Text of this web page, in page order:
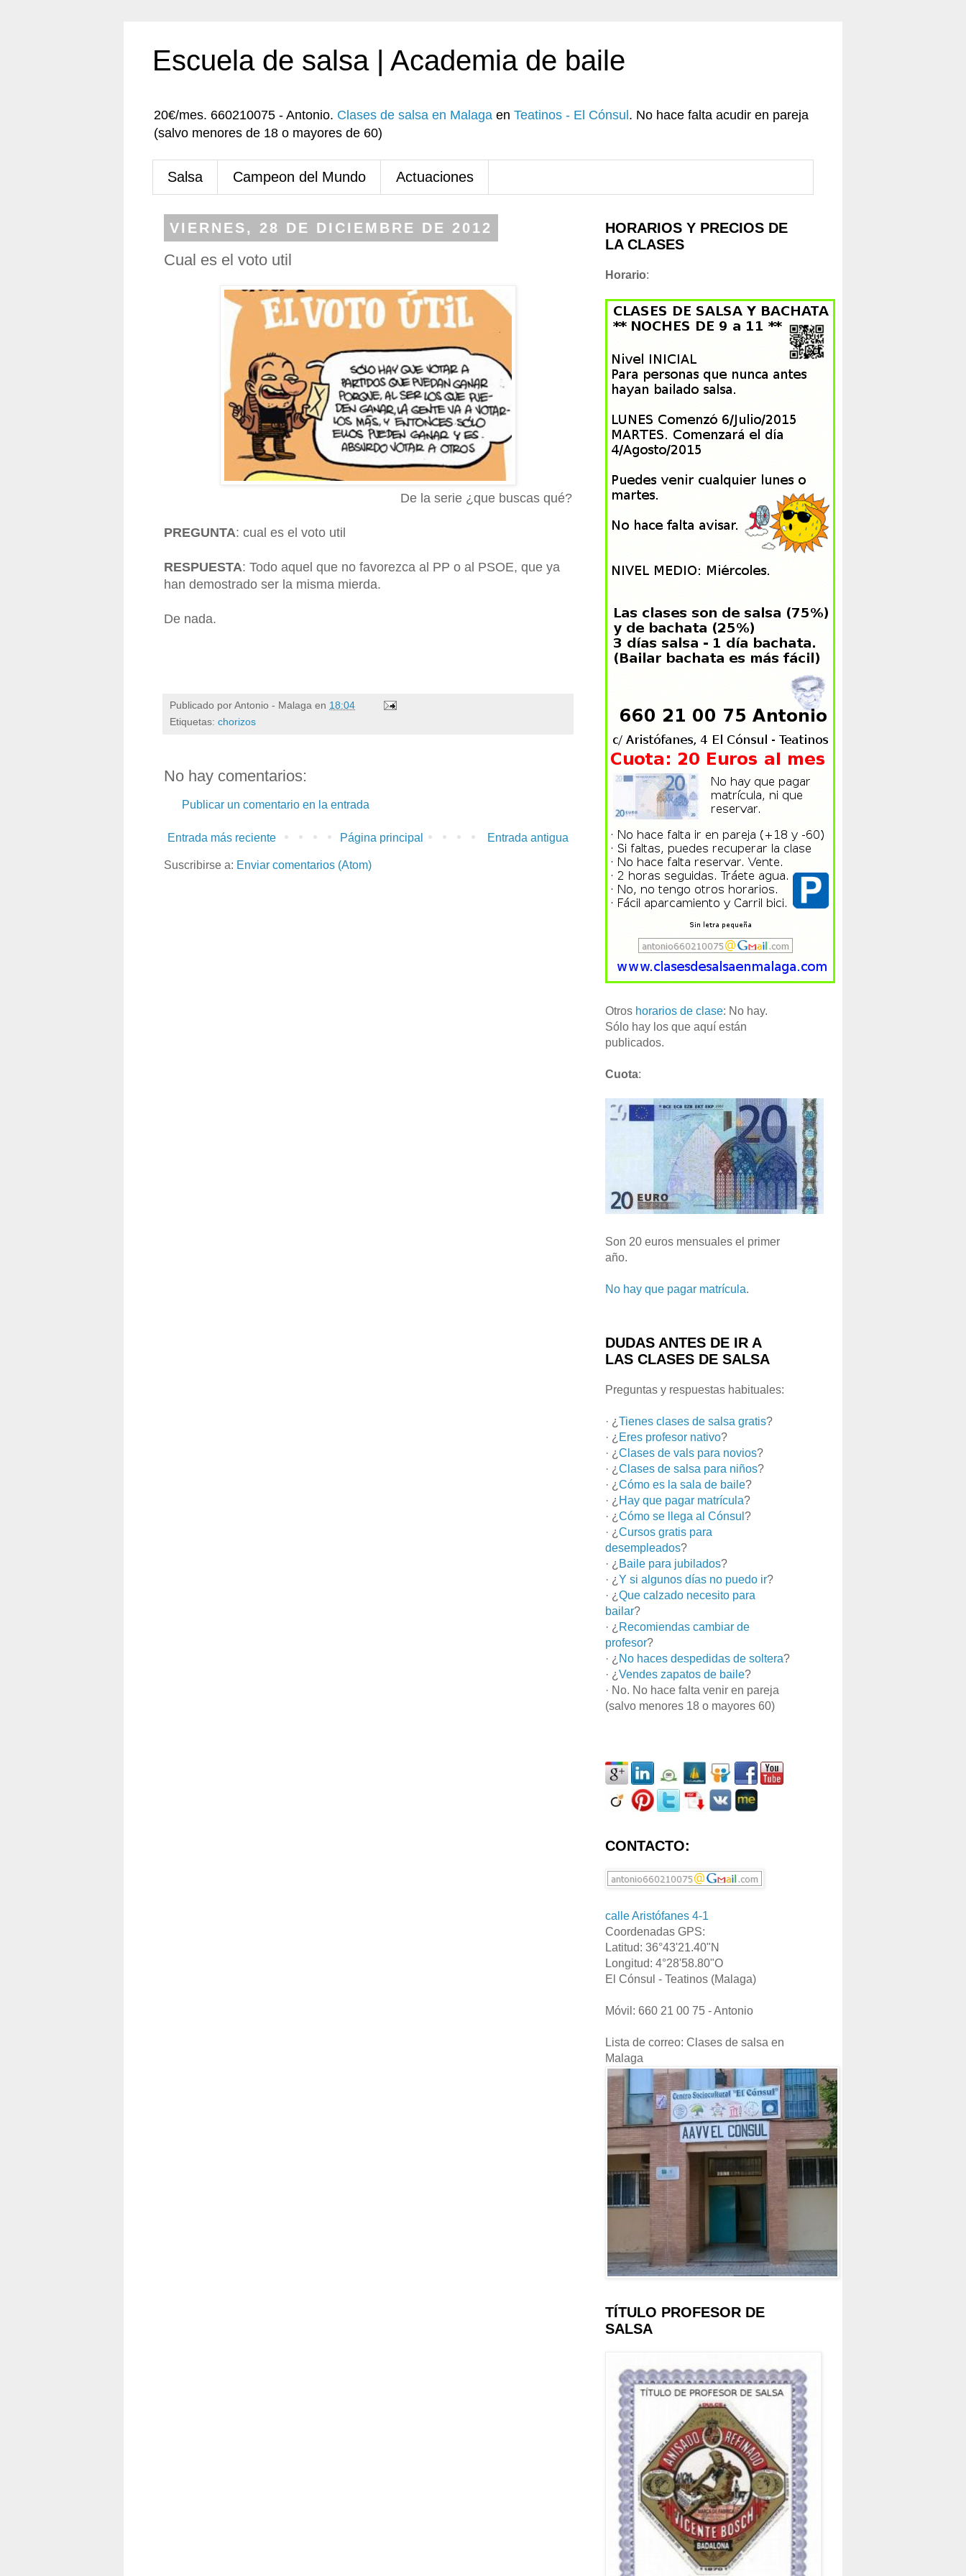
Escuela de salsa | Academia de baile
20€/mes. 660210075 - Antonio. Clases de salsa en Malaga en Teatinos - El Cónsul . No hace falta acudir en pareja
(salvo menores de 18 o mayores de 60)
Salsa Campeon del Mundo Actuaciones
VIERNES, 28 DE DICIEMBRE DE 2012
Cual es el voto util
De la serie ¿que buscas qué?
PREGUNTA: cual es el voto util
RESPUESTA: Todo aquel que no favorezca al PP o al PSOE, que ya
han demostrado ser la misma mierda.
De nada.
Publicado porAntonio - Malaga en 18:04
Etiquetas: chorizos
No hay comentarios:
Publicar un comentario en la entrada
Entrada más reciente Entrada antigua
Página principal
Suscribirse a: Enviar comentarios (Atom)
HORARIOS Y PRECIOS DE
LA CLASES
Horario:
Otros horarios de clase: No hay.
Sólo hay los que aquí están
publicados.
Cuota:
Son 20 euros mensuales el primer
año.
No hay que pagar matrícula.
DUDAS ANTES DE IR A
LAS CLASES DE SALSA
Preguntas y respuestas habituales:
· ¿ Tienes clases de salsa gratis?
· ¿ Eres profesor nativo?
· ¿ Clases de vals para novios?
· ¿ Clases de salsa para niños?
· ¿ Cómo es la sala de baile?
· ¿ Hay que pagar matrícula?
· ¿ Cómo se llega al Cónsul ?
· ¿ Cursos gratis para
desempleados?
· ¿ Baile para jubilados?
· ¿ Y si algunos días no puedo ir?
· ¿ Que calzado necesito para
bailar?
· ¿ Recomiendas cambiar de
profesor?
· ¿ No haces despedidas de soltera?
· ¿ Vendes zapatos de baile?
· No. No hace falta venir en pareja
(salvo menores 18 o mayores 60)
CONTACTO:
calle Aristófanes 4-1
Coordenadas GPS:
Latitud: 36°43'21.40"N
Longitud: 4°28'58.80"O
El Cónsul - Teatinos (Malaga)
Móvil: 660 21 00 75 - Antonio
Lista de correo: Clases de salsa en
Malaga
TÍTULO PROFESOR DE
SALSA